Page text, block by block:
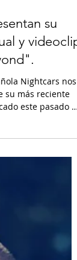
su
y videoclip
este pasado 28